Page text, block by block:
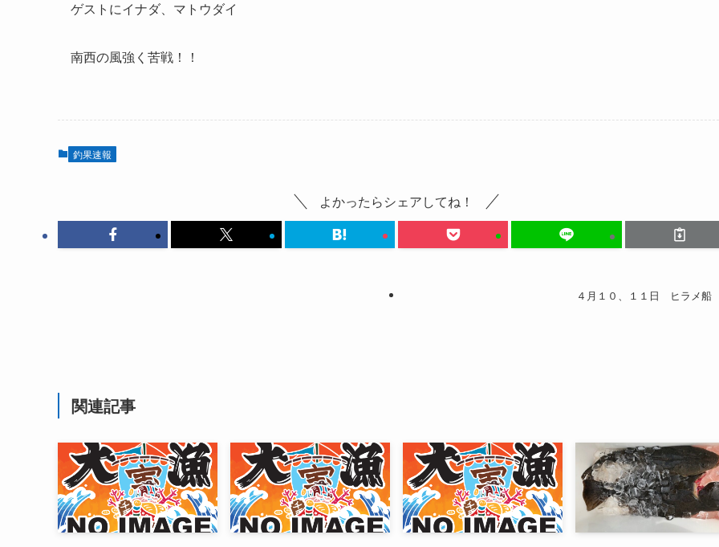
ゲストにイナダ、マトウダイ
南西の風強く苦戦！！
釣果速報
よかったらシェアしてね！
４月１０、１１日 ヒラメ船
関連記事